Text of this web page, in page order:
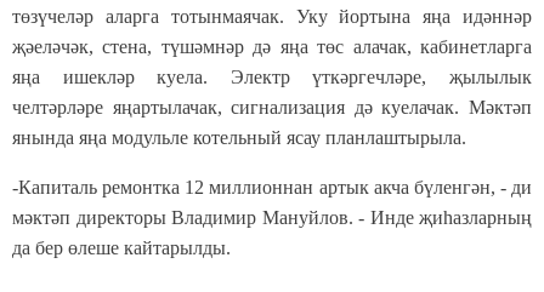
төзүчеләр аларга тотынмаячак. Уку йортына яңа идәннәр
җәеләчәк, стена, түшәмнәр дә яңа төс алачак, кабинетларга
яңа ишекләр куела. Электр үткәргечләре, җылылык
челтәрләре яңартылачак, сигнализация дә куелачак. Мәктәп
янында яңа модульле котельный ясау планлаштырыла.
-Капиталь ремонтка 12 миллионнан артык акча бүленгән, - ди
мәктәп директоры Владимир Мануйлов. - Инде җиһазларның
да бер өлеше кайтарылды.